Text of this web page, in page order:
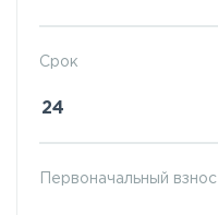
Первоначальный взнос
Срок